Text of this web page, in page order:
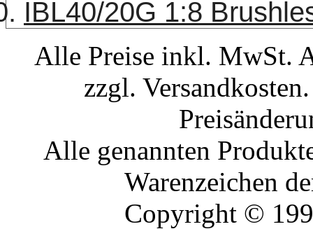
IBL40/20G 1:8
Alle Preise inkl. MwSt.
zzgl.
Alle genannten
Warenzeichen
Copyright ©